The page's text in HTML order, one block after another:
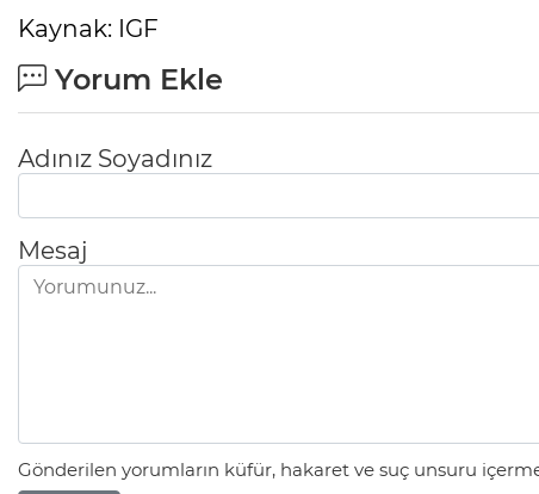
Kaynak: IGF
Yorum Ekle
Adınız Soyadınız
Mesaj
Gönderilen yorumların küfür, hakaret ve suç unsuru